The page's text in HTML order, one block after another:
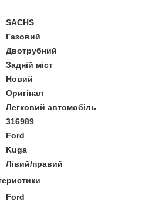
SACHS
Газовий
Двотрубний
Задній міст
Новий
Оригінал
Легковий автомобіль
316989
Ford
Kuga
Лівий/правий
Ford